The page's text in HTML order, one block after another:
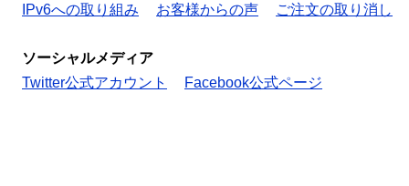
IPv6への取り組み
お客様からの声 ご注文の取り消し
ソーシャルメディア
Twitter公式アカウント
Facebook公式ページ